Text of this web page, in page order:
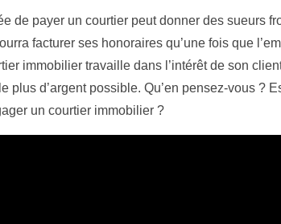
de payer un courtier peut donner des sueurs
facturer ses honoraires qu’une fois que
immobilier travaille dans l’intérêt de son
plus d’argent possible. Qu’en pensez-vous ?
un courtier immobilier ?